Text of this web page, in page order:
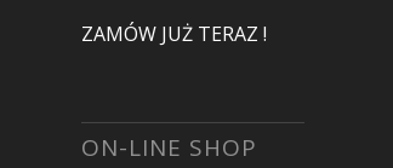
ZAMÓW JUŻ TERAZ !
ON-LINE SHOP